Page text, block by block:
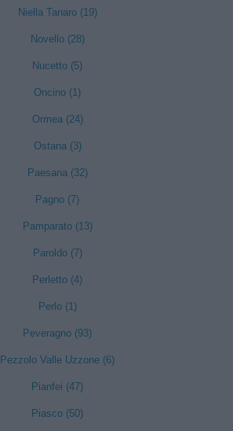
Niella Tanaro (19)
Novello (28)
Nucetto (5)
Oncino (1)
Ormea (24)
Ostana (3)
Paesana (32)
Pagno (7)
Pamparato (13)
Paroldo (7)
Perletto (4)
Perlo (1)
Peveragno (93)
Pezzolo Valle Uzzone (6)
Pianfei (47)
Piasco (50)